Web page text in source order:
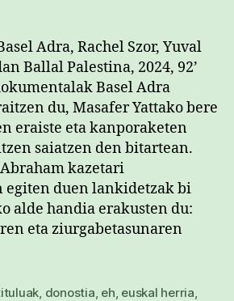
Adra, Rachel Szor, Yuval
Ballal Palestina, 2024, 92’
Basel Adra
du, Masafer Yattako bere
eraiste eta kanporaketen
saiatzen den bitartean.
kazetari
duen lankidetzak bi
alde handia erakusten du:
eta ziurgabetasunaren
donostia eh euskal herria